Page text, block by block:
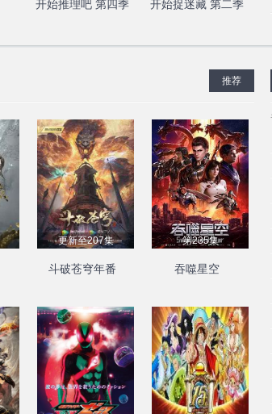
开始推理吧 第四季 开始捉迷藏 第二季
推荐
更新至207集
斗破苍穹年番
第235集
吞噬星空